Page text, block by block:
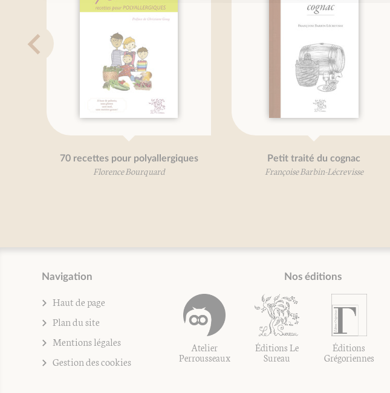
70 recettes pour polyallergiques
Florence Bourquard
Petit traité du cognac
Françoise Barbin-Lécrevisse
Navigation
Haut de page
Plan du site
Mentions légales
Gestion des cookies
Nos éditions
Atelier
Perrousseaux
Éditions Le
Sureau
Éditions
Grégoriennes